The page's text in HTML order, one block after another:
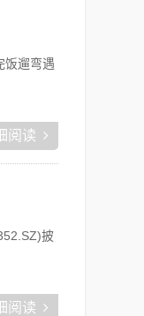
饭遛弯遇
阅读
披
阅读